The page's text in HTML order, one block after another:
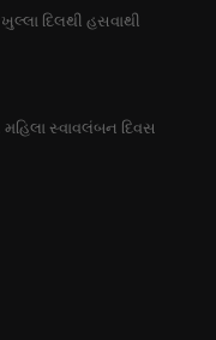
દિલથી હસવાથી
સ્વાવલંબન દિવસ